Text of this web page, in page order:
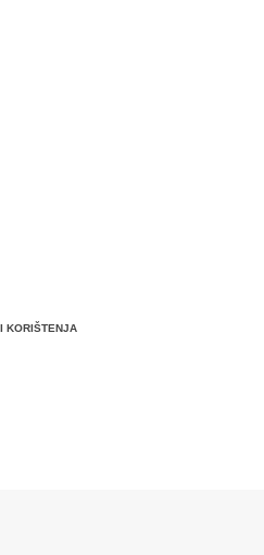
KORIŠTENJA